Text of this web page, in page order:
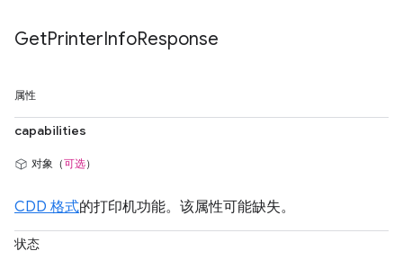
GetPrinterInfoResponse
属性
capabilities
对象（可选）
CDD 格式的打印机功能。该属性可能缺失。
状态